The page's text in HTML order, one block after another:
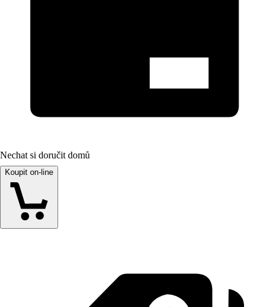
Nechat si doručit domů
Koupit on-line